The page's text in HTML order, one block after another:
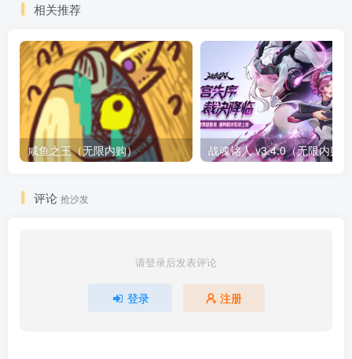
相关推荐
咸鱼之王（无限内购）
评论 抢沙发
请登录后发表评论
登录 注册